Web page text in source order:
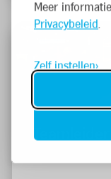
Meer
Privacybeleid.
Zelf instellen
Teamleider